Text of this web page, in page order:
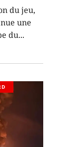
du jeu,
une
du